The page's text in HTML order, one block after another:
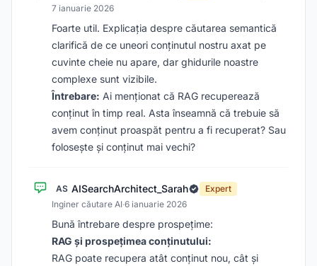
7 ianuarie 2026
Foarte util. Explicația despre căutarea semantică
clarifică de ce uneori conținutul nostru axat pe
cuvinte cheie nu apare, dar ghidurile noastre
complexe sunt vizibile.
Întrebare: Ai menționat că RAG recuperează
conținut în timp real. Asta înseamnă că trebuie să
avem conținut proaspăt pentru a fi recuperat? Sau
folosește și conținut mai vechi?
AS AISearchArchitect_Sarah
Expert
Inginer căutare AI·6 ianuarie 2026
Bună întrebare despre prospețime:
RAG și prospețimea conținutului:
RAG poate recupera atât conținut nou, cât și